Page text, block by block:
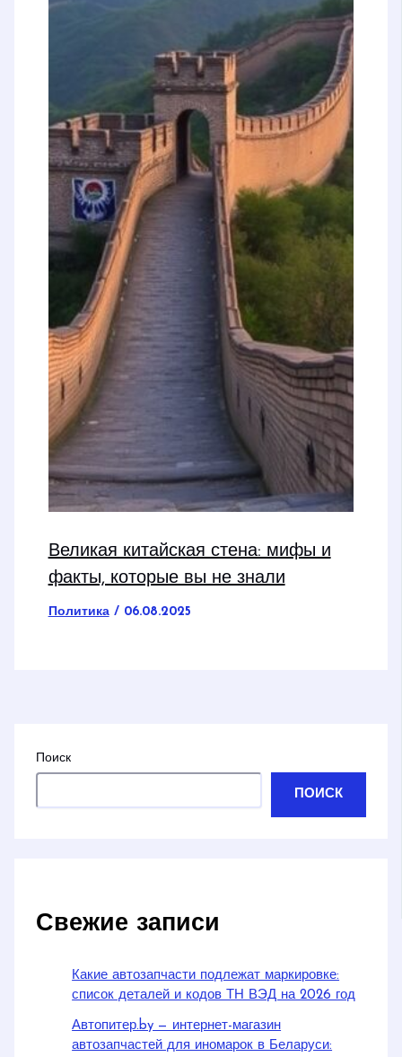
Великая китайская стена: мифы и
факты, которые вы не знали
Политика/ 06.08.2025
Поиск
ПОИСК
Свежие записи
Какие автозапчасти подлежат маркировке:
список деталей и кодов ТН ВЭД на 2026 год
Автопитер.by — интернет-магазин
автозапчастей для иномарок в Беларуси: